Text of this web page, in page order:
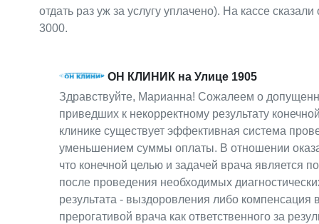
отдать раз уж за услугу уплачено). На кассе
3000.
ОН КЛИНИК на Улице 1905
Здравствуйте, Марианна! Сожалеем о
приведших к некорректному результату
клинике существует эффективная система
уменьшением суммы оплаты. В отношении
что конечной целью и задачей врача является
после проведения необходимых
результата - выздоровления либо
прерогативой врача как ответственного за